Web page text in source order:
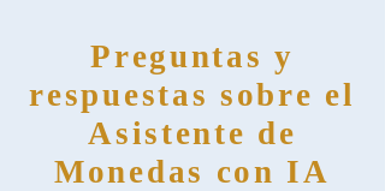
Preguntas y
respuestas sobre el
Asistente de
Monedas con IA